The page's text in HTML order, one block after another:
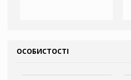
ОСОБИСТОСТІ